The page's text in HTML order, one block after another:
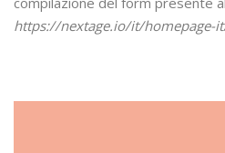
https://nextage.io/it/homepage-